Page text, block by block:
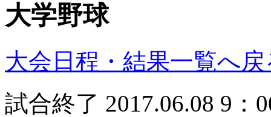
大学野球
大会日程・結果一覧へ戻
試合終了 2017.06.08 9：